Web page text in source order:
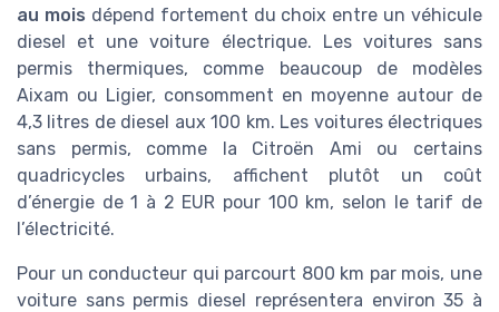
au mois dépend fortement du choix entre un véhicule
diesel et une voiture électrique. Les voitures sans
permis thermiques, comme beaucoup de modèles
Aixam ou Ligier, consomment en moyenne autour de
4,3 litres de diesel aux 100 km. Les voitures électriques
sans permis, comme la Citroën Ami ou certains
quadricycles urbains, affichent plutôt un coût
d’énergie de 1 à 2 EUR pour 100 km, selon le tarif de
l’électricité.
Pour un conducteur qui parcourt 800 km par mois, une
voiture sans permis diesel représentera environ 35 à